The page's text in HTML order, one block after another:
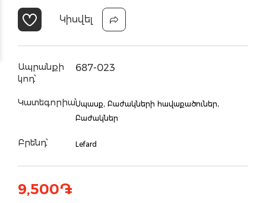
Կիսվել
Ապրանքի
կոդ՝
687-023
Կատեգորիա՝Սպասք, Բաժակների հավաքածուներ,
Բաժակներ
Բրենդ՝ Lefard
9,500֏